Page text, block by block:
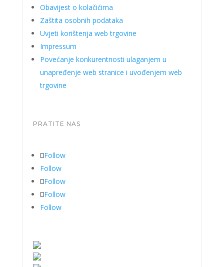
Obavijest o kolačićima
Zaštita osobnih podataka
Uvjeti korištenja web trgovine
Impressum
Povećanje konkurentnosti ulaganjem u
unapređenje web stranice i uvođenjem web
trgovine
PRATITE NAS
Follow
Follow
Follow
Follow
Follow